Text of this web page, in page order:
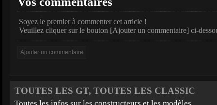
Soyez le premier à commenter cet article !
Veuillez cliquer sur le bouton [Ajouter un commentaire] ci-
TOUTES LES GT, TOUTES LES CLASSIC